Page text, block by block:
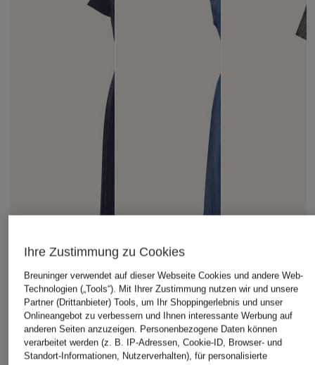
Vera Mont
Jerseykleid in
CARTOON
Kleid in Jeansoptik
SAMSØE SAMSØE
Plisseekleid SAUMA
Ihre Zustimmung zu Cookies
Breuninger verwendet auf dieser Webseite Cookies und andere Web-
Technologien („Tools“). Mit Ihrer Zustimmung nutzen wir und unsere
Partner (Drittanbieter) Tools, um Ihr Shoppingerlebnis und unser
Onlineangebot zu verbessern und Ihnen interessante Werbung auf
anderen Seiten anzuzeigen. Personenbezogene Daten können
verarbeitet werden (z. B. IP-Adressen, Cookie-ID, Browser- und
Standort-Informationen, Nutzerverhalten), für personalisierte